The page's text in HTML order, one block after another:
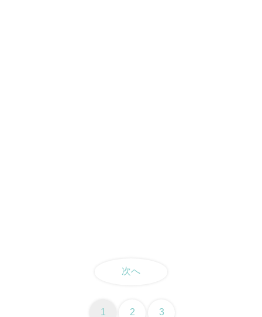
次へ
1 2 3